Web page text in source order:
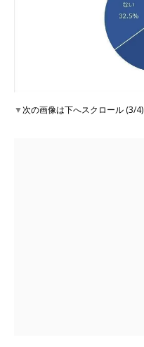
▼次の画像は下へスクロール (3/4)